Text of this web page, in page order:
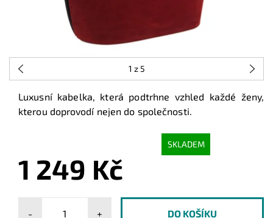
1 z 5
Luxusní kabelka, která podtrhne vzhled každé ženy,
kterou doprovodí nejen do společnosti.
SKLADEM
1 249 Kč
- +